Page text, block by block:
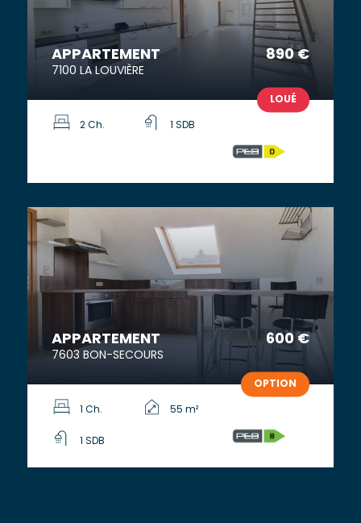
APPARTEMENT 890 €
7100 LA LOUVIÈRE
LOUÉ
2 Ch. 1 SDB
APPARTEMENT 600 €
7603 BON-SECOURS
OPTION
1 Ch. 55 m²
1 SDB